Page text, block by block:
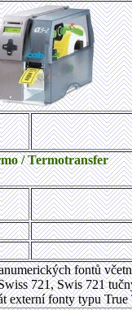
/ Termotransfer
fontů
721, Swis 721
externí fonty typu True